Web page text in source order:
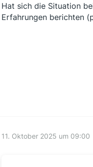
Hat sich die Situation
Erfahrungen berichten
11. Oktober 2025 um 09:00